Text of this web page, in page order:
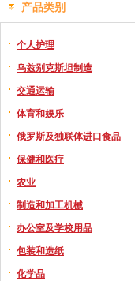
产品类别
个人护理
乌兹别克斯坦制造
交通运输
体育和娱乐
俄罗斯及独联体进口食品
保健和医疗
农业
制造和加工机械
办公室及学校用品
包装和造纸
化学品